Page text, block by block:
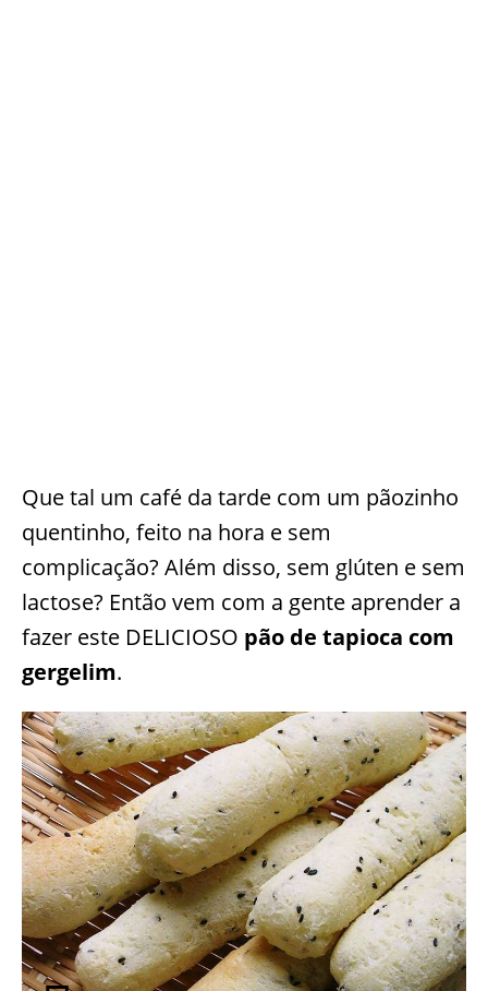
Que tal um café da tarde com um pãozinho
quentinho, feito na hora e sem
complicação? Além disso, sem glúten e sem
lactose? Então vem com a gente aprender a
fazer este DELICIOSO pão de tapioca com
gergelim.